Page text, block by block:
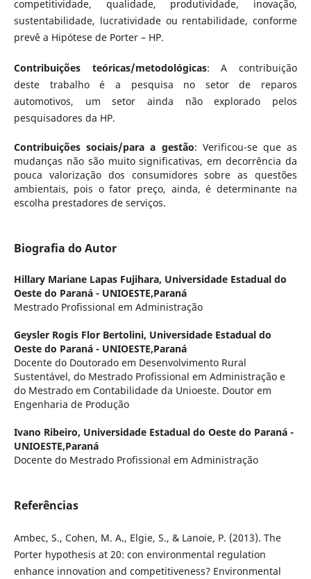
competitividade, qualidade, produtividade, inovação,
sustentabilidade, lucratividade ou rentabilidade, conforme
prevê a Hipótese de Porter – HP.
Contribuições teóricas/metodológicas: A contribuição
deste trabalho é a pesquisa no setor de reparos
automotivos, um setor ainda não explorado pelos
pesquisadores da HP.
Contribuições sociais/para a gestão: Verificou-se que as
mudanças não são muito significativas, em decorrência da
pouca valorização dos consumidores sobre as questões
ambientais, pois o fator preço, ainda, é determinante na
escolha prestadores de serviços.
Biografia do Autor
Hillary Mariane Lapas Fujihara, Universidade Estadual do
Oeste do Paraná - UNIOESTE,Paraná
Mestrado Profissional em Administração
Geysler Rogis Flor Bertolini, Universidade Estadual do
Oeste do Paraná - UNIOESTE,Paraná
Docente do Doutorado em Desenvolvimento Rural
Sustentável, do Mestrado Profissional em Administração e
do Mestrado em Contabilidade da Unioeste. Doutor em
Engenharia de Produção
Ivano Ribeiro, Universidade Estadual do Oeste do Paraná -
UNIOESTE,Paraná
Docente do Mestrado Profissional em Administração
Referências
Ambec, S., Cohen, M. A., Elgie, S., & Lanoie, P. (2013). The
Porter hypothesis at 20: con environmental regulation
enhance innovation and competitiveness? Environmental